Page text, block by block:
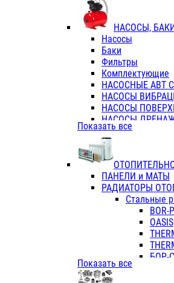
ТРОЙНИКИ
ТРОЙНИКИ
КОЛЬЦА
ТРУБЫ НАПОРНЫЕ
ТРУБЫ
ТРУБЫ
НАСОСЫ,
Насосы
Баки
Фильтры
Комплектующие
НАСОСНЫЕ АВТ
НАСОСЫ
НАСОСЫ
НАСОСЫ
НАСОСЫ
НАСОСЫ
Показать все
ПАНЕЛИ и МАТЫ
РАДИАТОРЫ
Стальные
BOR-
OASIS
БОР-
Показать все